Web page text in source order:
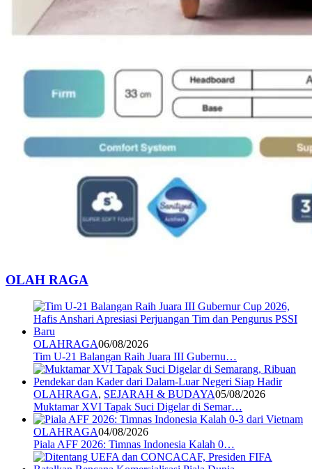
OLAH RAGA
OLAHRAGA06/08/2026
Tim U-21 Balangan Raih Juara III Gubernu…
OLAHRAGA, SEJARAH & BUDAYA05/08/2026
Muktamar XVI Tapak Suci Digelar di Semar…
OLAHRAGA04/08/2026
Piala AFF 2026: Timnas Indonesia Kalah 0…